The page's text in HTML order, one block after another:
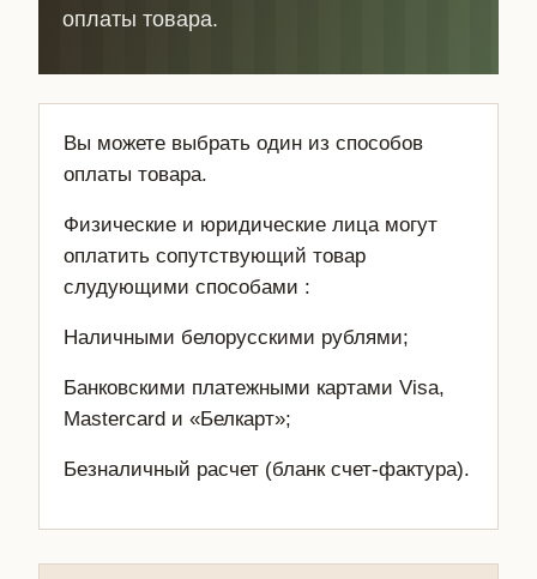
оплаты товара.
Вы можете выбрать один из способов
оплаты товара.
Физические и юридические лица могут
оплатить сопутствующий товар
слудующими способами :
Наличными белорусскими рублями;
Банковскими платежными картами Visa,
Mastercard и «Белкарт»;
Безналичный расчет (бланк счет-фактура).